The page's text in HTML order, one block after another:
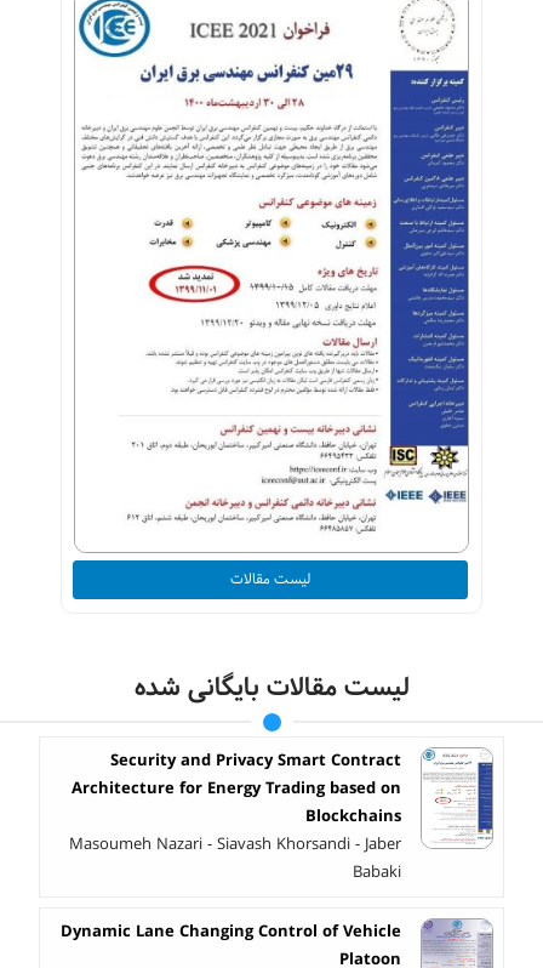
لیست مقالات
لیست مقالات بایگانی شده
Security and Privacy Smart Contract
Architecture for Energy Trading based on
Blockchains
Masoumeh Nazari - Siavash Khorsandi - Jaber
Babaki
Dynamic Lane Changing Control of Vehicle
Platoon